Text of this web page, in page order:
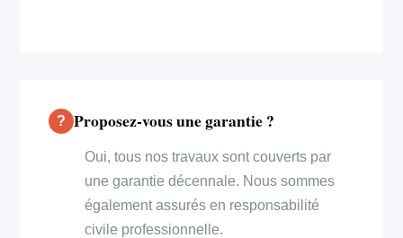
Proposez-vous une garantie ?
Oui, tous nos travaux sont couverts par
une garantie décennale. Nous sommes
également assurés en responsabilité
civile professionnelle.